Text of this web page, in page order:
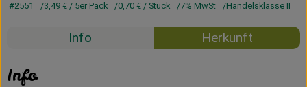
#2551 3,49 €/ 5er Pack 0,70 €/ Stück 7% MwSt Handelsklasse II
Info Herkunft
Info